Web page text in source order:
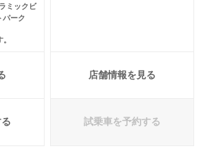
ミックビ
パーク
店舗情報を見る
試乗車を予約する